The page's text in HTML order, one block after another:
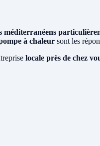
méditerranéens
à chaleur sont les
locale près de chez